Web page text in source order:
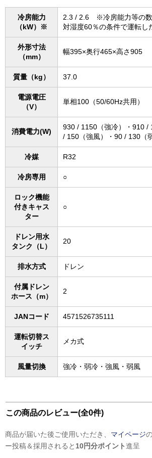
冷房能力
（kW）※
2.3 / 2.6 ※冷房能力等の
対湿度60％の条件で運転し
外形寸法
（mm）
幅395×奥行465×高さ905
質量（kg） 37.0
電源電圧
（V）
単相100（50/60Hz共用）
消費電力(W)
930 / 1150（強冷）・910 /
/ 150（強風）・90 / 130（
冷媒 R32
冷房専用 ○
ロック機能
付きキャス
ター
○
ドレン用水
タンク（L）
20
排水方式 ドレン
付属ドレン
ホース（m）
2
JANコード 4571526735111
運転切替ス
イッチ
メカ式
風量切換 強冷・弱冷・強風・弱風
この商品のレビュー(全0件)
商品が届いた後ご使用いただき、 マイページ
ー投稿＆採用されると 10円分ポイント進呈